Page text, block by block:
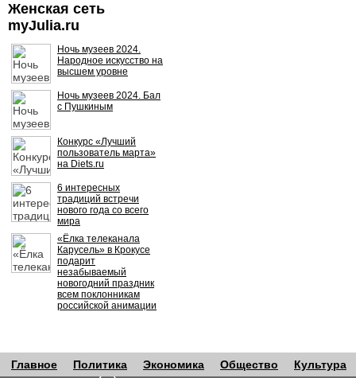
Женская сеть
myJulia.ru
Ночь музеев 2024.
Народное искусство на
высшем уровне
Ночь музеев 2024. Бал
с Пушкиным
Конкурс «Лучший
пользователь марта»
на Diets.ru
6 интересных
традиций встречи
нового года со всего
мира
«Ёлка телеканала
Карусель» в Крокусе
подарит
незабываемый
новогодний праздник
всем поклонникам
российской анимации
Главное Политика Экономика Общество Культура